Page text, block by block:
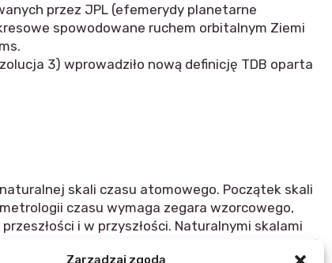
Zarządzaj zgodą
przez JPL (efemerydy planetarne
spowodowane ruchem orbitalnym Ziemi
3) wprowadziło nową definicję TDB oparta
skali czasu atomowego. Początek skali
czasu wymaga zegara wzorcowego,
i w przyszłości. Naturalnymi skalami
do której odnoszą się pojęcia dnia i nocy, i